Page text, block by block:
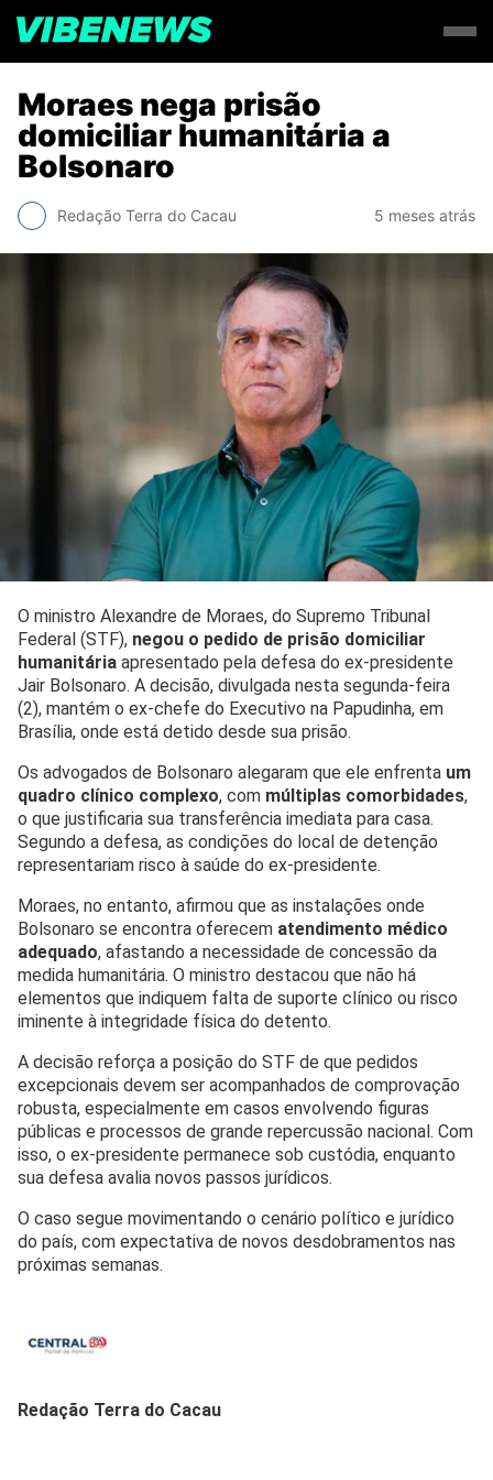
Moraes nega prisão
domiciliar humanitária a
Bolsonaro
Redação Terra do Cacau 5 meses atrás
O ministro Alexandre de Moraes, do Supremo Tribunal
Federal (STF), negou o pedido de prisão domiciliar
humanitária apresentado pela defesa do ex-presidente
Jair Bolsonaro. A decisão, divulgada nesta segunda-feira
(2), mantém o ex-chefe do Executivo na Papudinha, em
Brasília, onde está detido desde sua prisão.
Os advogados de Bolsonaro alegaram que ele enfrenta um
quadro clínico complexo, com múltiplas comorbidades,
o que justificaria sua transferência imediata para casa.
Segundo a defesa, as condições do local de detenção
representariam risco à saúde do ex-presidente.
Moraes, no entanto, afirmou que as instalações onde
Bolsonaro se encontra oferecem atendimento médico
adequado, afastando a necessidade de concessão da
medida humanitária. O ministro destacou que não há
elementos que indiquem falta de suporte clínico ou risco
iminente à integridade física do detento.
A decisão reforça a posição do STF de que pedidos
excepcionais devem ser acompanhados de comprovação
robusta, especialmente em casos envolvendo figuras
públicas e processos de grande repercussão nacional. Com
isso, o ex-presidente permanece sob custódia, enquanto
sua defesa avalia novos passos jurídicos.
O caso segue movimentando o cenário político e jurídico
do país, com expectativa de novos desdobramentos nas
próximas semanas.
Redação Terra do Cacau